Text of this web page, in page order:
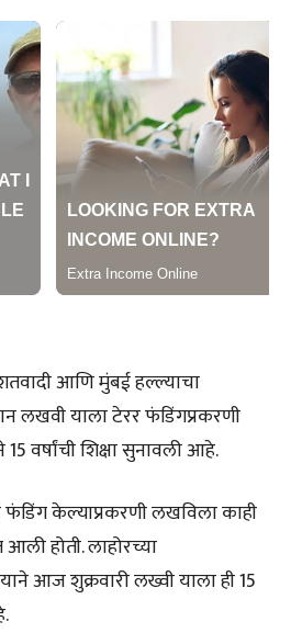
आणि मुंबई हल्ल्याचा
लखवी याला टेरर फंडिंगप्रकरणी
वर्षांची शिक्षा सुनावली आहे.
फंडिंग केल्याप्रकरणी लखविला काही
होती. लाहोरच्या
आज शुक्रवारी लख्वी याला ही 15